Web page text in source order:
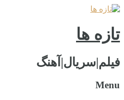
تازه ها
فیلم|سریال|آهنگ
Menu